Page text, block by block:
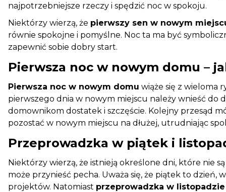
najpotrzebniejsze rzeczy i spędzić noc w spokoju.
Niektórzy wierzą, że pierwszy sen w nowym
równie spokojne i pomyślne. Noc ta ma być
zapewnić sobie dobry start.
Pierwsza noc w nowym domu –
Pierwsza noc w nowym domu wiąże się z wieloma
pierwszego dnia w nowym miejscu należy wnieść do
domownikom dostatek i szczęście. Kolejny przesąd
pozostać w nowym miejscu na dłużej, utrudniając
Przeprowadzka w piątek i
Niektórzy wierzą, że istnieją określone dni, które nie
może przynieść pecha. Uważa się, że piątek to
projektów. Natomiast przeprowadzka w listopadzie